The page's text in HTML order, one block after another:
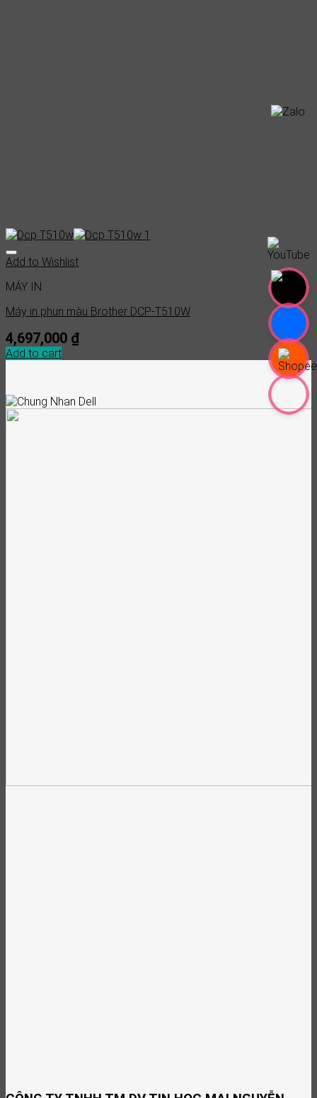
Add to Wishlist
MÁY IN
Máy in phun màu Brother DCP-T510W
4,697,000 ₫
Add to cart